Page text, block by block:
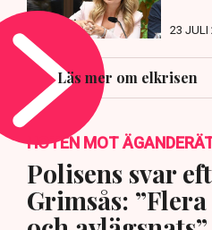
23 JULI
Läs mer om elkrisen
HOTEN MOT
Polisens svar
Grimsås: